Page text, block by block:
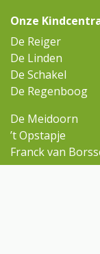
Onze
De Reiger
De Linden
De Schakel
De Regenboog
De Meidoorn
’t Opstapje
Franck van